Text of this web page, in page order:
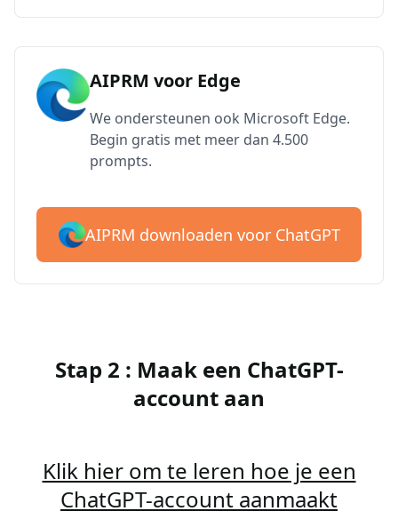
AIPRM voor Edge
We ondersteunen ook Microsoft Edge.
Begin gratis met meer dan 4.500
prompts.
AIPRM downloaden voor ChatGPT
Stap 2 : Maak een ChatGPT-
account aan
Klik hier om te leren hoe je een
ChatGPT-account aanmaakt